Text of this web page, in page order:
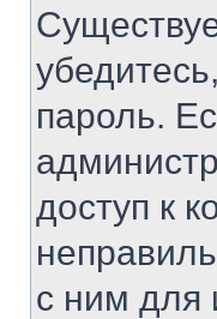
пароль.
доступ к
с ним для